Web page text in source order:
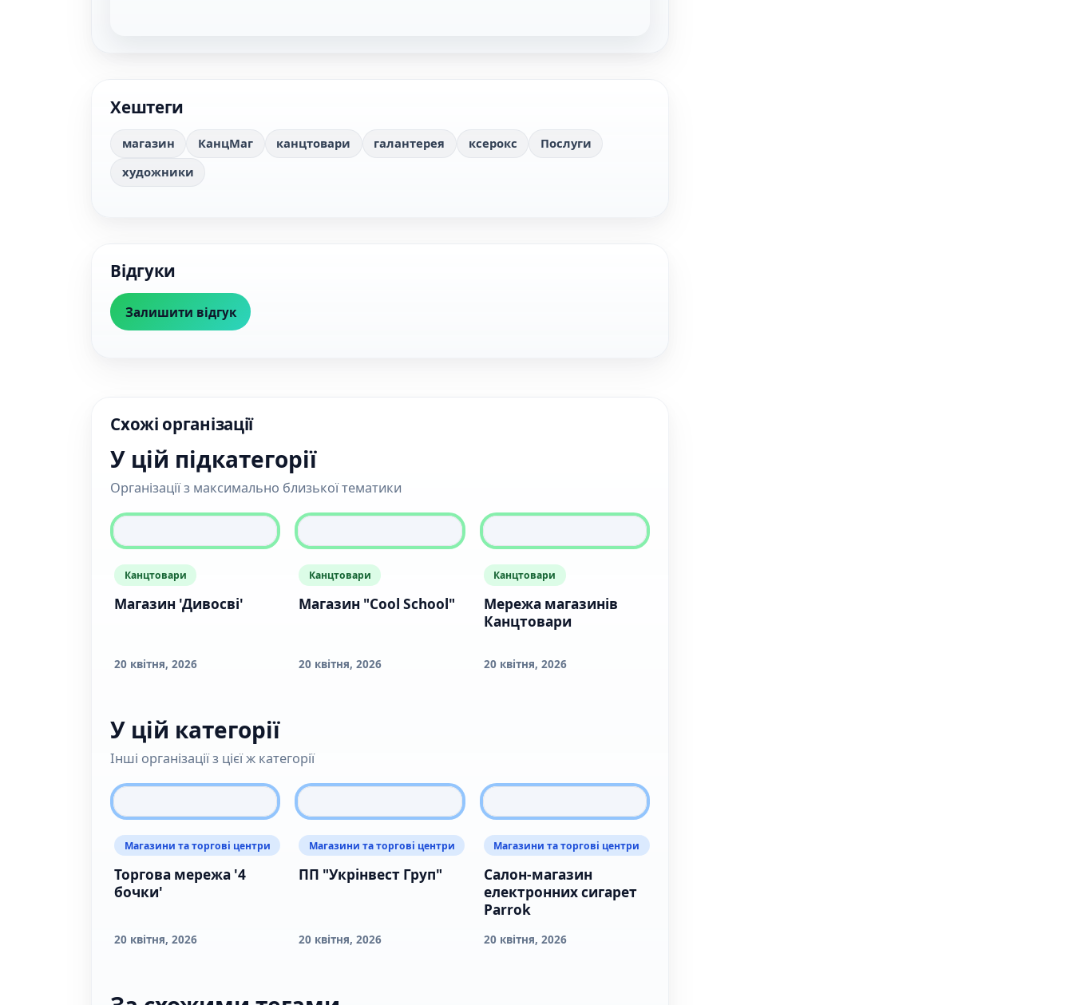
Хештеги
магазин КанцМаг канцтовари галантерея ксерокс
Послуги
художники
Відгуки
Залишити відгук
Схожі організації
У цій підкатегорії
Організації з максимально близької тематики
Канцтовари
Магазин 'Дивосві'
20 квітня, 2026
Канцтовари
Магазин "Cool School"
20 квітня, 2026
Канцтовари
Мережа магазинів
Канцтовари
20 квітня, 2026
У цій категорії
Інші організації з цієї ж категорії
Магазини та торгові центри
Торгова мережа '4
бочки'
20 квітня, 2026
Магазини та торгові центри
ПП "Укрінвест Груп"
20 квітня, 2026
Магазини та торгові центри
Салон-магазин
електронних сигарет
Parrok
20 квітня, 2026